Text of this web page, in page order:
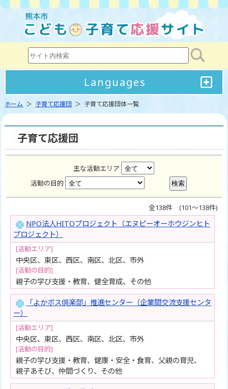
Languages
ホーム ＞ 子育て応援団 ＞ 子育て応援団体一覧
子育て応援団
主な活動エリア
活動の目的
全138件 (101～138件)
NPO法人HITOプロジェクト（エヌピーオーホウジンヒト
プロジェクト）
[活動エリア]
中央区、東区、西区、南区、北区、市外
[活動の目的]
親子の学び支援・教育、健全育成、その他
「よかボス倶楽部」推進センター（企業間交流支援センタ
ー）
[活動エリア]
中央区、東区、西区、南区、北区、市外
[活動の目的]
親子の学び支援・教育、健康・安全・食育、父親の育児、
親子あそび、仲間づくり、その他